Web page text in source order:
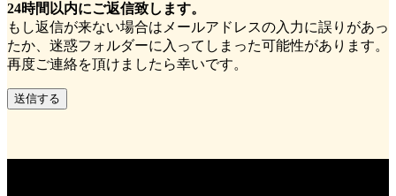
24時間以内にご返信致します。
もし返信が来ない場合はメールアドレスの入力に誤りがあっ
たか、迷惑フォルダーに入ってしまった可能性があります。
再度ご連絡を頂けましたら幸いです。